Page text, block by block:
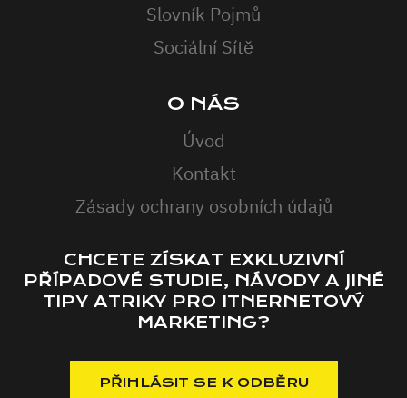
Slovník Pojmů
Sociální Sítě
O NÁS
Úvod
Kontakt
Zásady ochrany osobních údajů
CHCETE ZÍSKAT EXKLUZIVNÍ
PŘÍPADOVÉ STUDIE, NÁVODY A JINÉ
TIPY ATRIKY PRO ITNERNETOVÝ
MARKETING?